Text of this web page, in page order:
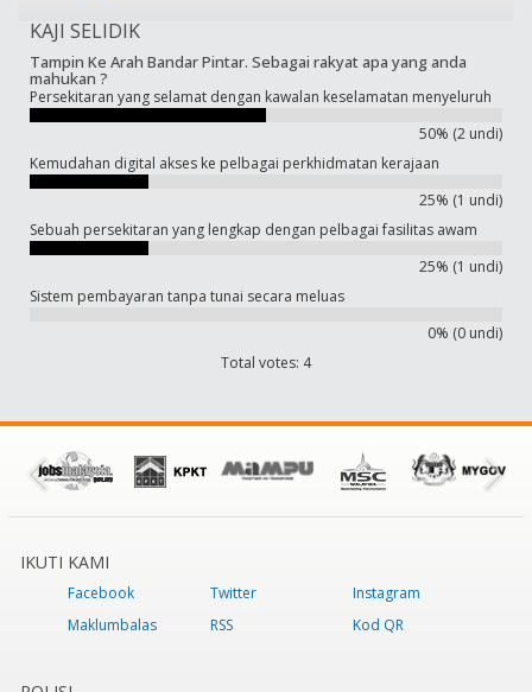
KAJI SELIDIK
Tampin Ke Arah Bandar Pintar. Sebagai rakyat apa yang anda
mahukan ?
Persekitaran yang selamat dengan kawalan keselamatan menyeluruh
50% (2 undi)
Kemudahan digital akses ke pelbagai perkhidmatan kerajaan
25% (1 undi)
Sebuah persekitaran yang lengkap dengan pelbagai fasilitas awam
25% (1 undi)
Sistem pembayaran tanpa tunai secara meluas
0% (0 undi)
Total votes: 4
IKUTI KAMI
Facebook Twitter
Instagram
Maklumbalas
RSS Kod QR